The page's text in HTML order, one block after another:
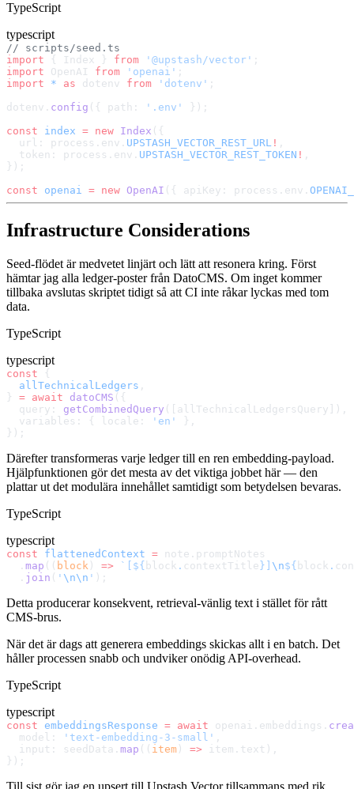
TypeScript
typescript
// scripts/seed.ts
import { Index } from '@upstash/vector' ;
import OpenAI from 'openai' ;
import * as dotenv from 'dotenv' ;
dotenv. config ({ path: '.env'
});
const index = new Index ({
  url: process.env.
UPSTASH_VECTOR_REST_URL ! ,
  token: process.env.
UPSTASH_VECTOR_REST_TOKEN ! ,
});
const openai = new OpenAI ({ apiKey: process.env.
Infrastructure Considerations
Seed-flödet är medvetet linjärt och lätt att resonera kring. Först
hämtar jag alla ledger-poster från DatoCMS. Om inget kommer
tillbaka avslutas skriptet tidigt så att CI inte råkar lyckas med tom
data.
TypeScript
typescript
const {
  allTechnicalLedgers
,
} = await datoCMS ({
  query:
getCombinedQuery ([allTechnicalLedgersQuery]),
  variables: { locale:
'en'
},
});
Därefter transformeras varje ledger till en ren embedding-payload.
Hjälpfunktionen gör det mesta av det viktiga jobbet här — den
plattar ut det modulära innehållet samtidigt som betydelsen bevaras.
TypeScript
typescript
const flattenedContext = note.promptNotes
  .
map (( block ) => `[${ block . contextTitle }] \n${ block .
  .
join ( ' \n\n ' );
Detta producerar konsekvent, retrieval-vänlig text i stället för rått
CMS-brus.
När det är dags att generera embeddings skickas allt i en batch. Det
håller processen snabb och undviker onödig API-overhead.
TypeScript
typescript
const embeddingsResponse = await openai.embeddings.
  model:
'text-embedding-3-small' ,
  input: seedData.
map (( item ) => item.text),
});
Till sist gör jag en upsert till Upstash Vector tillsammans med rik